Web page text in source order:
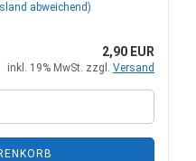
abweichend)
2,90 EUR
inkl. 19% MwSt. zzgl. Versand